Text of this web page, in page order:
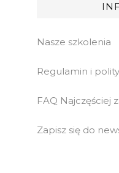
Nasze szkolenia
Regulamin i
FAQ Najczęściej
Zapisz się do